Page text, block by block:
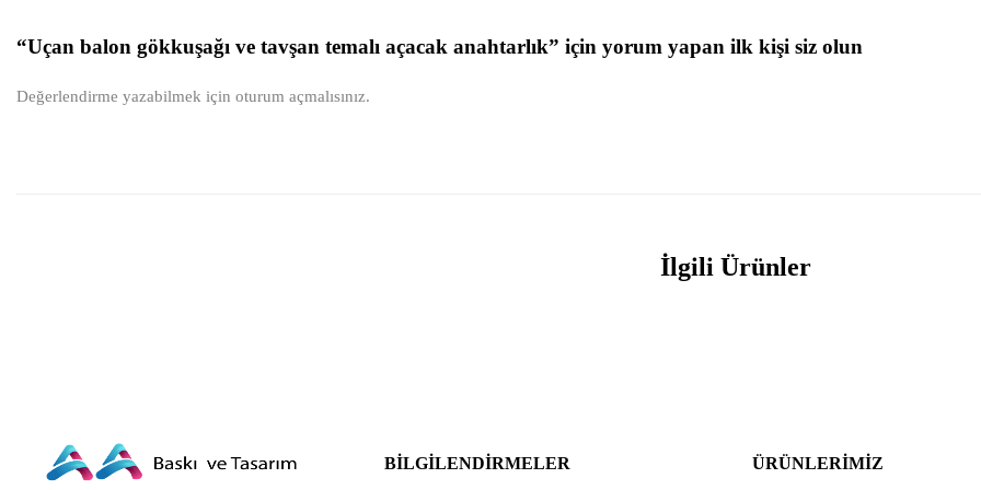
“Uçan balon gökkuşağı ve tavşan temalı açacak anahtarlık” için yorum yapan ilk kişi siz olun
Değerlendirme yazabilmek için oturum açmalısınız.
İlgili Ürünler
BILGILENDIRMELER ÜRÜNLERIMIZ